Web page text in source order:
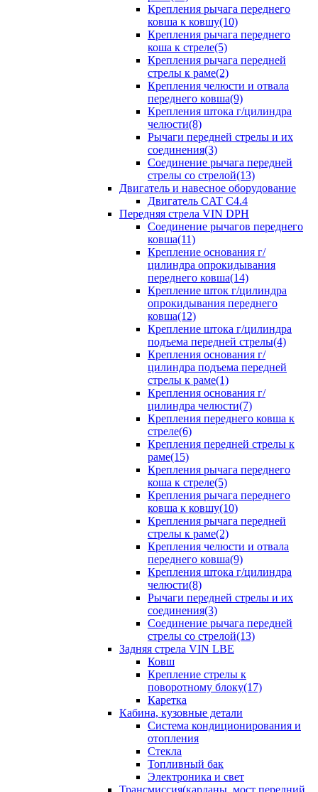
Крепления рычага переднего
ковша к ковшу(10)
Крепления рычага переднего
коша к стреле(5)
Крепления рычага передней
стрелы к раме(2)
Крепления челюсти и отвала
переднего ковша(9)
Крепления штока г/цилиндра
челюсти(8)
Рычаги передней стрелы и их
соединения(3)
Соединение рычага передней
стрелы со стрелой(13)
Двигатель и навесное оборудование
Двигатель CAT C4.4
Передняя стрела VIN DPH
Cоединение рычагов переднего
ковша(11)
Крепление основания г/
цилиндра опрокидывания
переднего ковша(14)
Крепление шток г/цилиндра
опрокидывания переднего
ковша(12)
Крепление штока г/цилиндра
подъема передней стрелы(4)
Крепления основания г/
цилиндра подъема передней
стрелы к раме(1)
Крепления основания г/
цилиндра челюсти(7)
Крепления переднего ковша к
стреле(6)
Крепления передней стрелы к
раме(15)
Крепления рычага переднего
коша к стреле(5)
Крепления рычага переднего
ковша к ковшу(10)
Крепления рычага передней
стрелы к раме(2)
Крепления челюсти и отвала
переднего ковша(9)
Крепления штока г/цилиндра
челюсти(8)
Рычаги передней стрелы и их
соединения(3)
Соединение рычага передней
стрелы со стрелой(13)
Задняя стрела VIN LBE
Ковш
Крепление стрелы к
поворотному блоку(17)
Каретка
Кабина, кузовные детали
Система кондиционирования и
отопления
Стекла
Топливный бак
Электроника и свет
Трансмиссия(карданы, мост передний,